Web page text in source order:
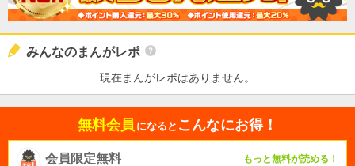
みんなのまんがレポ
現在まんがレポはありません。
無料会員 になると こんなにお得！
会員限定無料 もっと無料が読める！